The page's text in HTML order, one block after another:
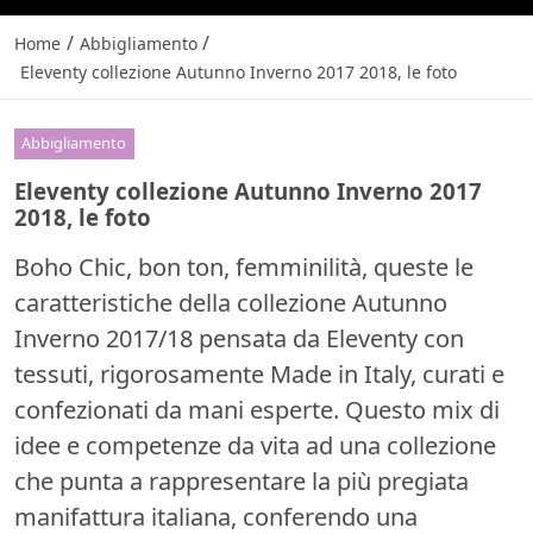
Home / Abbigliamento /
Eleventy collezione Autunno Inverno 2017 2018, le foto
Abbigliamento
Eleventy collezione Autunno Inverno 2017
2018, le foto
Boho Chic, bon ton, femminilità, queste le
caratteristiche della collezione Autunno
Inverno 2017/18 pensata da Eleventy con
tessuti, rigorosamente Made in Italy, curati e
confezionati da mani esperte. Questo mix di
idee e competenze da vita ad una collezione
che punta a rappresentare la più pregiata
manifattura italiana, conferendo una